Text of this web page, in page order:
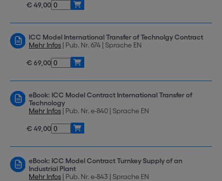
€ 49,00
ICC Model International Transfer of Technolgy Contract
Mehr Infos | Pub. Nr. 674 | Sprache EN
€ 69,00
eBook: ICC Model Contract International Transfer of
Technology
Mehr Infos | Pub. Nr. e-840 | Sprache EN
€ 49,00
eBook: ICC Model Contract Turnkey Supply of an
Industrial Plant
Mehr Infos | Pub. Nr. e-843 | Sprache EN